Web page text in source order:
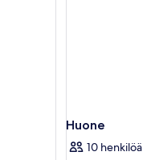
Huone
10 henkilöä